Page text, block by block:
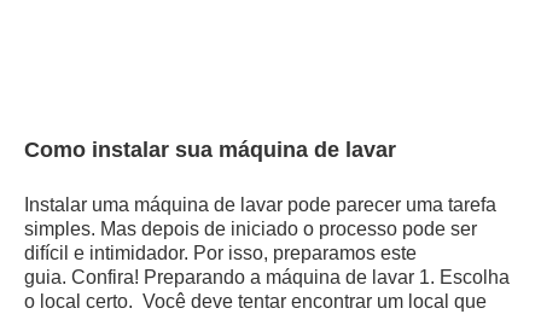
Como instalar sua máquina de lavar
Instalar uma máquina de lavar pode parecer uma tarefa
simples. Mas depois de iniciado o processo pode ser
difícil e intimidador. Por isso, preparamos este
guia. Confira! Preparando a máquina de lavar 1. Escolha
o local certo. Você deve tentar encontrar um local que